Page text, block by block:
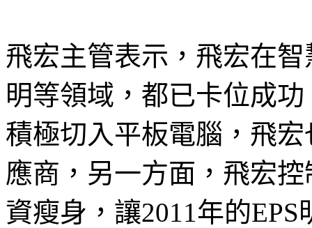
飛宏主管表示，飛宏在
明等領域，都已卡位成
積極切入平板電腦，飛
應商，另一方面，飛宏
資瘦身，讓2011年的EPS